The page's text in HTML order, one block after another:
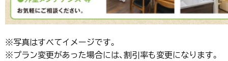
※写真はすべてイメージです。
※プラン変更があった場合には、割引率も変更になります。